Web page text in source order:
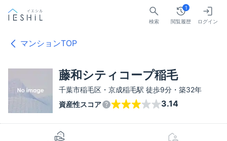
検索 閲覧履歴
1
ログイン
マンションTOP
藤和シティコープ稲毛
千葉市稲毛区・京成稲毛駅 徒歩9分・築32年
資産性スコア
3.14